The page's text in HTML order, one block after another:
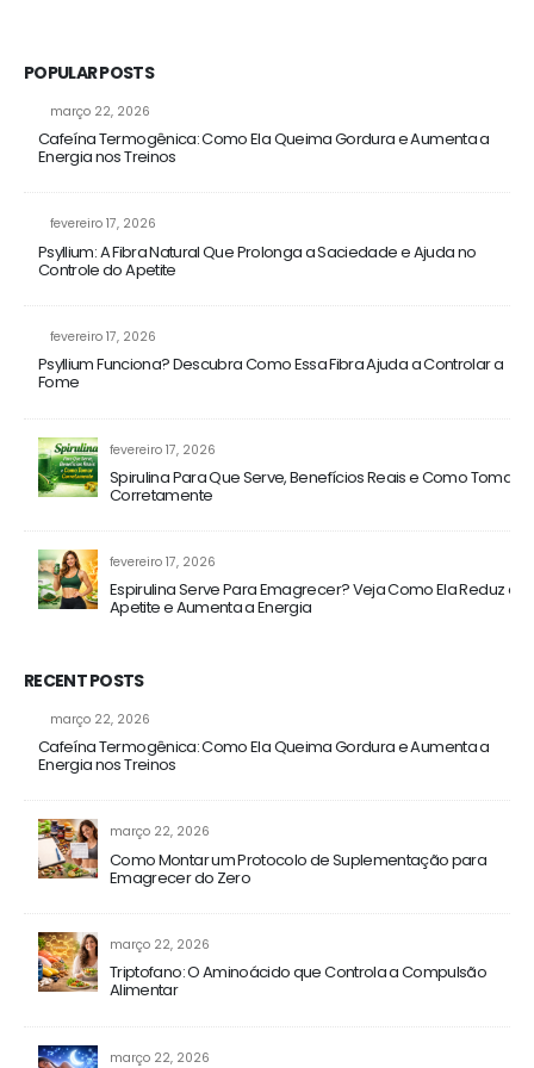
POPULAR POSTS
março 22, 2026
Cafeína Termogênica: Como Ela Queima Gordura e Aumenta a
Energia nos Treinos
fevereiro 17, 2026
Psyllium: A Fibra Natural Que Prolonga a Saciedade e Ajuda no
Controle do Apetite
fevereiro 17, 2026
Psyllium Funciona? Descubra Como Essa Fibra Ajuda a Controlar a
Fome
fevereiro 17, 2026
Spirulina Para Que Serve, Benefícios Reais e Como Tomar
Corretamente
fevereiro 17, 2026
Espirulina Serve Para Emagrecer? Veja Como Ela Reduz o
Apetite e Aumenta a Energia
RECENT POSTS
março 22, 2026
Cafeína Termogênica: Como Ela Queima Gordura e Aumenta a
Energia nos Treinos
março 22, 2026
Como Montar um Protocolo de Suplementação para
Emagrecer do Zero
março 22, 2026
Triptofano: O Aminoácido que Controla a Compulsão
Alimentar
março 22, 2026